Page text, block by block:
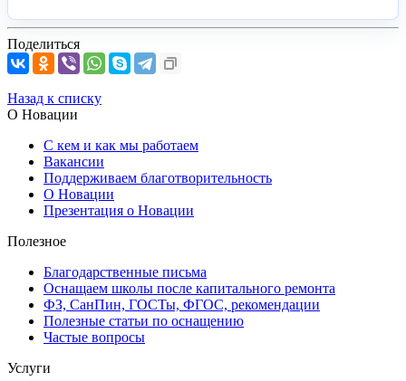
Поделиться
Назад к списку
О Новации
С кем и как мы работаем
Вакансии
Поддерживаем благотворительность
О Новации
Презентация о Новации
Полезное
Благодарственные письма
Оснащаем школы после капитального ремонта
ФЗ, СанПин, ГОСТы, ФГОС, рекомендации
Полезные статьи по оснащению
Частые вопросы
Услуги